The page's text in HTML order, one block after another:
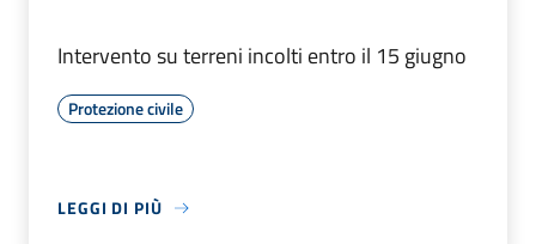
Intervento su terreni incolti entro il 15 giugno
Protezione civile
LEGGI DI PIÙ